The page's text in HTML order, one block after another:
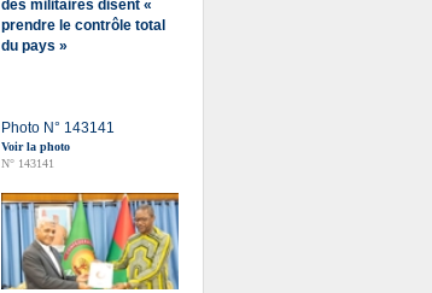
des militaires disent «
prendre le contrôle total
du pays »
Photo N° 143141
Voir la photo
N° 143141